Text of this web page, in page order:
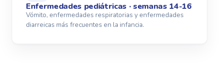
Enfermedades pediátricas · semanas 14-16
Vómito, enfermedades respiratorias y enfermedades
diarreicas más frecuentes en la infancia.